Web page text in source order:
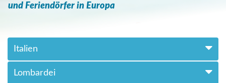
und Feriendörfer in Europa
Italien
Lombardei